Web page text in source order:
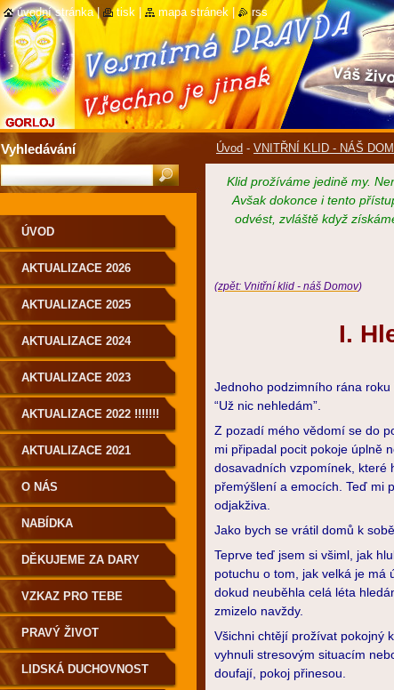
Úvod - VNITŘNÍ KLID - NÁŠ
Klid prožíváme jedině my.
Avšak dokonce i tento
odvést, zvláště když
(zpět: Vnitřní klid - náš Domov)
I.
Jednoho podzimního rána
“Už nic nehledám”.
Z pozadí mého vědomí se do
mi připadal pocit pokoje úplně
dosavadních vzpomínek, které
přemýšlení a emocích. Teď mi
odjakživa.
Jako bych se vrátil domů k
Teprve teď jsem si všiml, jak
potuchu o tom, jak velká je má
dokud neuběhla celá léta
zmizelo navždy.
Všichni chtějí prožívat pokojný
vyhnuli stresovým situacím
doufají, pokoj přinesou.
ÚVOD
AKTUALIZACE 2026
AKTUALIZACE 2025
AKTUALIZACE 2024
AKTUALIZACE 2023
AKTUALIZACE 2022 !!!!!!!
AKTUALIZACE 2021
O NÁS
NABÍDKA
DĚKUJEME ZA DARY
VZKAZ PRO TEBE
PRAVÝ ŽIVOT
LIDSKÁ DUCHOVNOST
Vyhledávání
úvodní stránka | tisk mapa stránek rss